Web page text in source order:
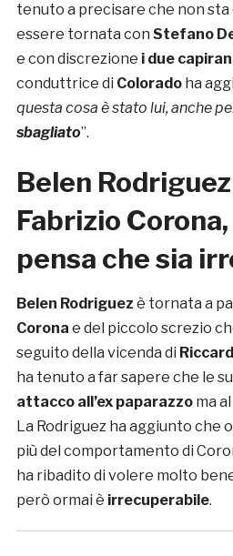
tenuto a precisare che non
essere tornata con Stefano
e con discrezione i due
conduttrice di Coloradoha
questa cosa è stato lui, anche
sbagliato”.
Belen
Fabrizio
pensa che sia
Belen Rodriguez è tornata a
Corona e del piccolo screzio
seguito della vicenda di
ha tenuto a far sapere che le
attacco all’ex paparazzoma
La Rodriguez ha aggiunto che
più del comportamento di
ha ribadito di volere molto
però ormai è irrecuperabile.